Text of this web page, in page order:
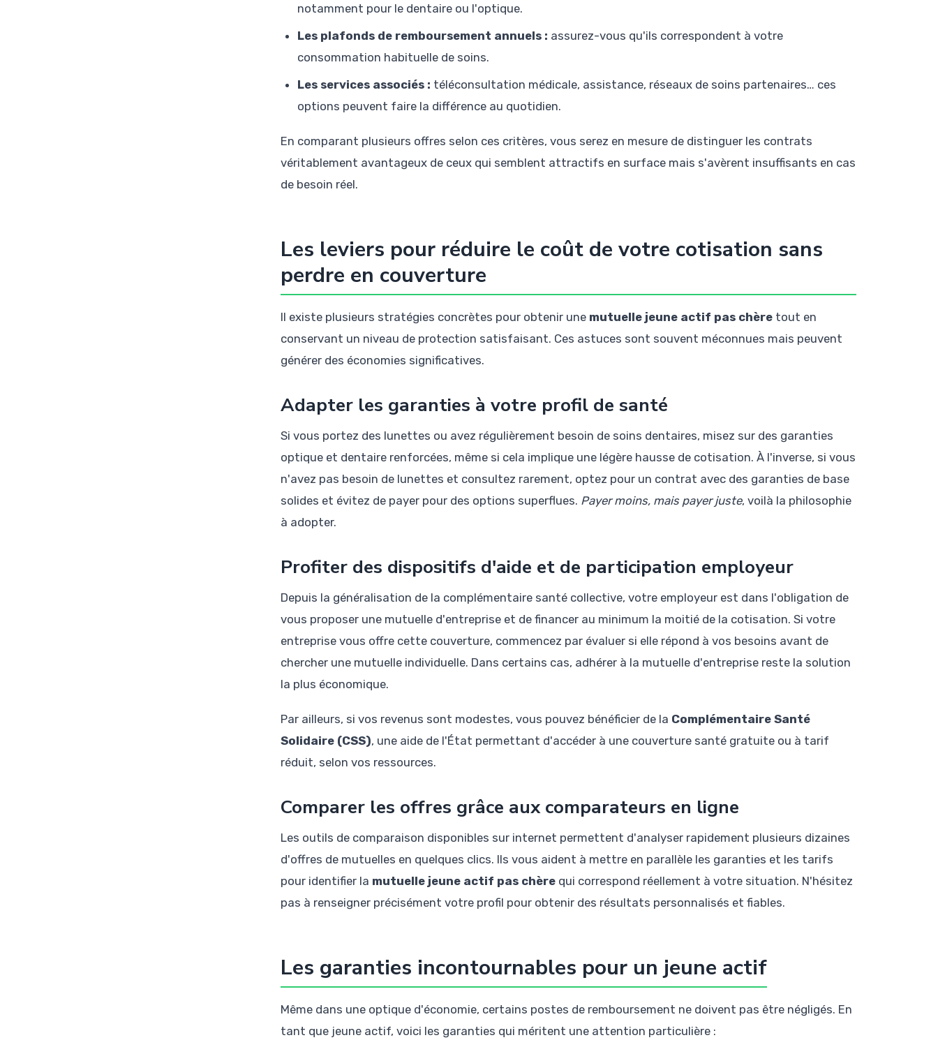
notamment pour le dentaire ou l'optique.
Les plafonds de remboursement annuels : assurez-vous qu'ils correspondent à votre
consommation habituelle de soins.
Les services associés : téléconsultation médicale, assistance, réseaux de soins partenaires… ces
options peuvent faire la différence au quotidien.
En comparant plusieurs offres selon ces critères, vous serez en mesure de distinguer les contrats
véritablement avantageux de ceux qui semblent attractifs en surface mais s'avèrent insuffisants en cas
de besoin réel.
Les leviers pour réduire le coût de votre cotisation sans
perdre en couverture
Il existe plusieurs stratégies concrètes pour obtenir une mutuelle jeune actif pas chère tout en
conservant un niveau de protection satisfaisant. Ces astuces sont souvent méconnues mais peuvent
générer des économies significatives.
Adapter les garanties à votre profil de santé
Si vous portez des lunettes ou avez régulièrement besoin de soins dentaires, misez sur des garanties
optique et dentaire renforcées, même si cela implique une légère hausse de cotisation. À l'inverse, si vous
n'avez pas besoin de lunettes et consultez rarement, optez pour un contrat avec des garanties de base
solides et évitez de payer pour des options superflues. Payer moins, mais payer juste, voilà la philosophie
à adopter.
Profiter des dispositifs d'aide et de participation employeur
Depuis la généralisation de la complémentaire santé collective, votre employeur est dans l'obligation de
vous proposer une mutuelle d'entreprise et de financer au minimum la moitié de la cotisation. Si votre
entreprise vous offre cette couverture, commencez par évaluer si elle répond à vos besoins avant de
chercher une mutuelle individuelle. Dans certains cas, adhérer à la mutuelle d'entreprise reste la solution
la plus économique.
Par ailleurs, si vos revenus sont modestes, vous pouvez bénéficier de la Complémentaire Santé
Solidaire (CSS), une aide de l'État permettant d'accéder à une couverture santé gratuite ou à tarif
réduit, selon vos ressources.
Comparer les offres grâce aux comparateurs en ligne
Les outils de comparaison disponibles sur internet permettent d'analyser rapidement plusieurs dizaines
d'offres de mutuelles en quelques clics. Ils vous aident à mettre en parallèle les garanties et les tarifs
pour identifier la mutuelle jeune actif pas chère qui correspond réellement à votre situation. N'hésitez
pas à renseigner précisément votre profil pour obtenir des résultats personnalisés et fiables.
Les garanties incontournables pour un jeune actif
Même dans une optique d'économie, certains postes de remboursement ne doivent pas être négligés. En
tant que jeune actif, voici les garanties qui méritent une attention particulière :